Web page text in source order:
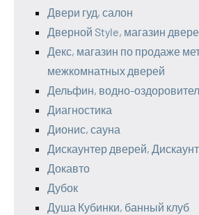
Двери гуд, салон
Дверной Style, магазин
Декс, магазин по продаже
межкомнатных дверей
Дельфин, водно-
Диагностика
Дионис, сауна
Дискаунтер дверей,
Докавто
Дубок
Душа Кубинки, банный клуб